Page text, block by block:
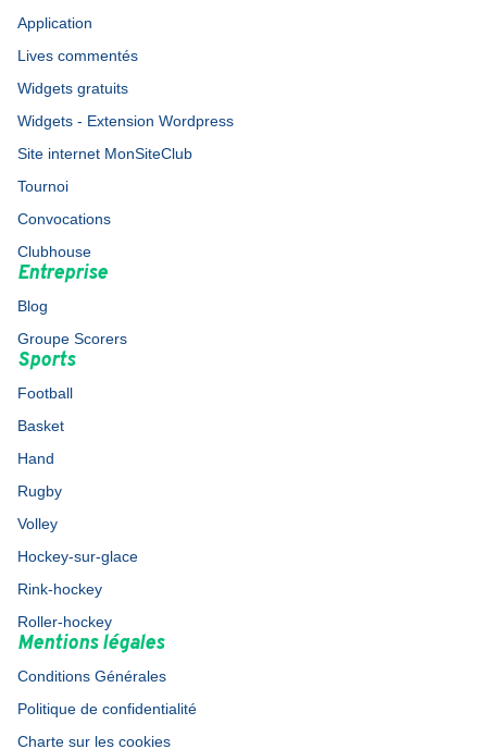
Application
Lives commentés
Widgets gratuits
Widgets - Extension Wordpress
Site internet MonSiteClub
Tournoi
Convocations
Clubhouse
Entreprise
Blog
Groupe Scorers
Sports
Football
Basket
Hand
Rugby
Volley
Hockey-sur-glace
Rink-hockey
Roller-hockey
Mentions légales
Conditions Générales
Politique de confidentialité
Charte sur les cookies